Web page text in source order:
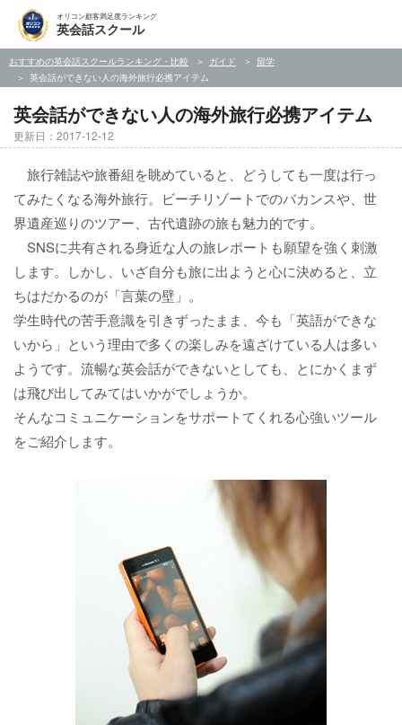
オリコン顧客満足度ランキング
英会話スクール
おすすめの英会話スクールランキング・比較 ガイド
留学
英会話ができない人の海外旅行必携アイテム
英会話ができない人の海外旅行必携アイテム
更新日：2017-12-12
旅行雑誌や旅番組を眺めていると、どうしても一度は行っ
てみたくなる海外旅行。ビーチリゾートでのバカンスや、世
界遺産巡りのツアー、古代遺跡の旅も魅力的です。
SNSに共有される身近な人の旅レポートも願望を強く刺激
します。しかし、いざ自分も旅に出ようと心に決めると、立
ちはだかるのが「言葉の壁」。
学生時代の苦手意識を引きずったまま、今も「英語ができな
いから」という理由で多くの楽しみを遠ざけている人は多い
ようです。流暢な英会話ができないとしても、とにかくまず
は飛び出してみてはいかがでしょうか。
そんなコミュニケーションをサポートてくれる心強いツール
をご紹介します。